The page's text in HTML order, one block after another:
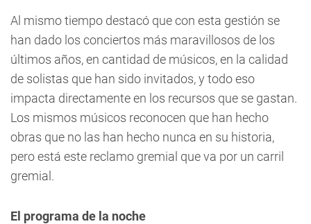
Al mismo tiempo destacó que con esta gestión se
han dado los conciertos más maravillosos de los
últimos años, en cantidad de músicos, en la calidad
de solistas que han sido invitados, y todo eso
impacta directamente en los recursos que se gastan.
Los mismos músicos reconocen que han hecho
obras que no las han hecho nunca en su historia,
pero está este reclamo gremial que va por un carril
gremial.
El programa de la noche